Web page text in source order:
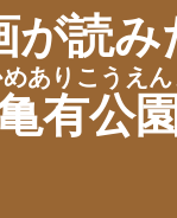
が読み
有公
ありこうえ